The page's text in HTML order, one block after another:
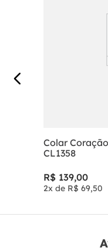
Colar
CL1358
R$ 139,00
2x de R$ 69,50